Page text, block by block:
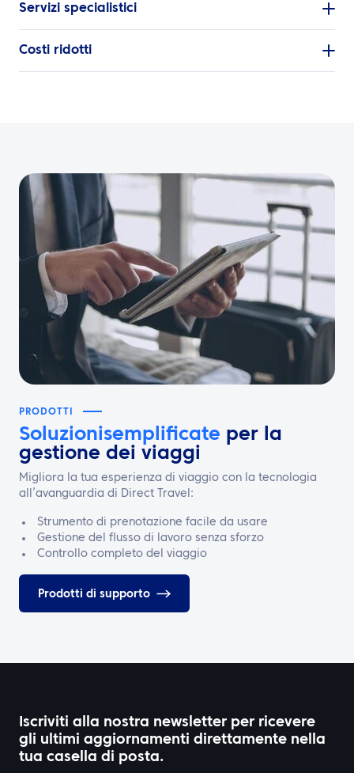
Servizi specialistici
Costi ridotti
PRODOTTI
Soluzionisemplificate per la
gestione dei viaggi
Migliora la tua esperienza di viaggio con la tecnologia
all’avanguardia di Direct Travel:
Strumento di prenotazione facile da usare
Gestione del flusso di lavoro senza sforzo
Controllo completo del viaggio
Prodotti di supporto
Iscriviti alla nostra newsletter per ricevere
gli ultimi aggiornamenti direttamente nella
tua casella di posta.